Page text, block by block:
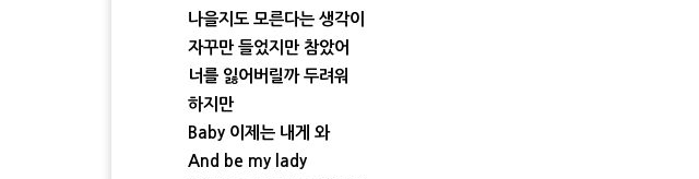
나을지도 모른다는 생각이
자꾸만 들었지만 참았어
너를 잃어버릴까 두려워
하지만
Baby 이제는 내게 와
And be my lady